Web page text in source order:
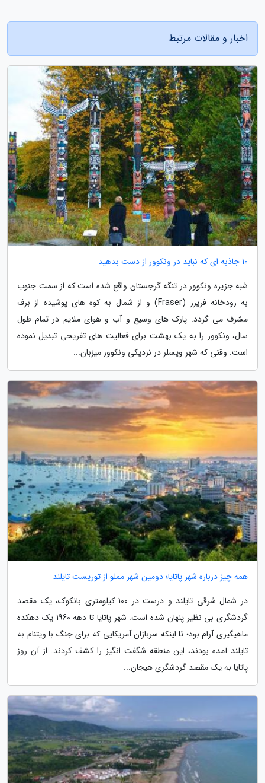
اخبار و مقالات مرتبط
10 جاذبه ای که نباید در ونکوور از دست بدهید
شبه جزیره ونکوور در تنگه گرجستان واقع شده است که از سمت جنوب
به رودخانه فریزر (Fraser) و از شمال به کوه های پوشیده از برف
مشرف می گردد. پارک های وسیع و آب و هوای ملایم در تمام طول
سال، ونکوور را به یک بهشت برای فعالیت های تفریحی تبدیل نموده
است. وقتی که شهر ویسلر در نزدیکی ونکوور میزبان...
همه چیز درباره شهر پاتایا؛ دومین شهر مملو از توریست تایلند
در شمال شرقی تایلند و درست در 100 کیلومتری بانکوک، یک مقصد
گردشگری بی نظیر پنهان شده است. شهر پاتایا تا دهه 1960 یک دهکده
ماهیگیری آرام بود؛ تا اینکه سربازان آمریکایی که برای جنگ با ویتنام به
تایلند آمده بودند، این منطقه شگفت انگیز را کشف کردند. از آن روز
پاتایا به یک مقصد گردشگری هیجان...